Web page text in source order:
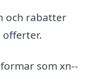
och rabatter
som xn--